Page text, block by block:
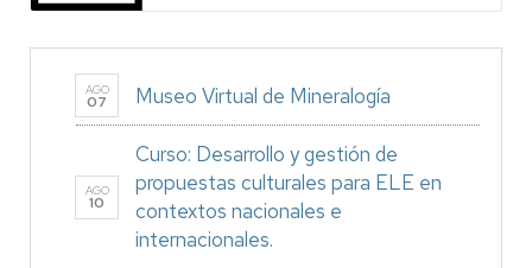
AGO
07 Museo Virtual de Mineralogía
AGO
10
Curso: Desarrollo y gestión de
propuestas culturales para ELE en
contextos nacionales e
internacionales.